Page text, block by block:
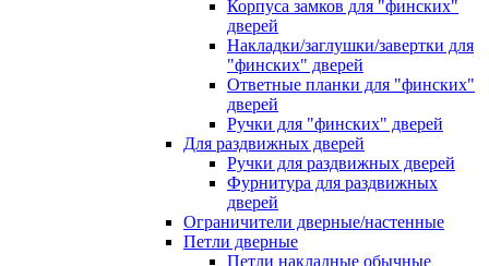
Корпуса замков для "финских"
дверей
Накладки/заглушки/завертки для
"финских" дверей
Ответные планки для "финских"
дверей
Ручки для "финских" дверей
Для раздвижных дверей
Ручки для раздвижных дверей
Фурнитура для раздвижных
дверей
Ограничители дверные/настенные
Петли дверные
Петли накладные обычные